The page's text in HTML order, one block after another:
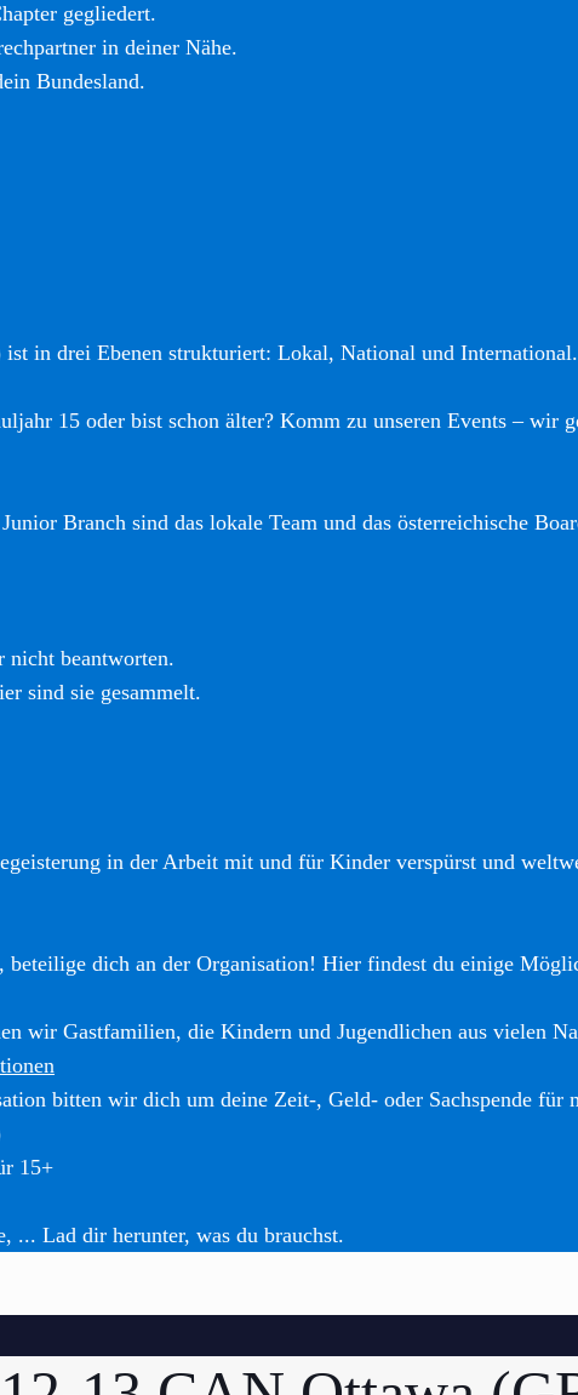
gegliedert.
in deiner Nähe.
Bundesland.
in drei Ebenen strukturiert: Lokal, National und International.
15 oder bist schon älter? Komm zu unseren Events – wir
Branch sind das lokale Team und das österreichische
nicht beantworten.
sind sie gesammelt.
in der Arbeit mit und für Kinder verspürst und
dich an der Organisation! Hier findest du einige
wir Gastfamilien, die Kindern und Jugendlichen aus vielen
bitten wir dich um deine Zeit-, Geld- oder Sachspende für
15+
... Lad dir herunter, was du brauchst.